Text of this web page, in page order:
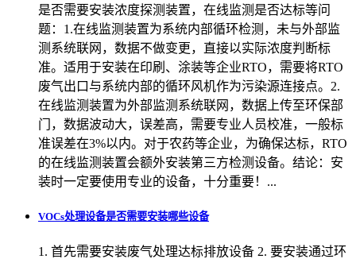
是否需要安装浓度探测装置，在线监测是否达标等问
题：1.在线监测装置为系统内部循环检测，未与外部监
测系统联网，数据不做变更，直接以实际浓度判断标
准。适用于安装在印刷、涂装等企业RTO，需要将RTO
废气出口与系统内部的循环风机作为污染源连接点。2.
在线监测装置为外部监测系统联网，数据上传至环保部
门，数据波动大，误差高，需要专业人员校准，一般标
准误差在3%以内。对于农药等企业，为确保达标，RTO
的在线监测装置会额外安装第三方检测设备。结论：安
装时一定要使用专业的设备，十分重要！...
VOCs处理设备是否需要安装哪些设备
1. 首先需要安装废气处理达标排放设备 2. 要安装通过环